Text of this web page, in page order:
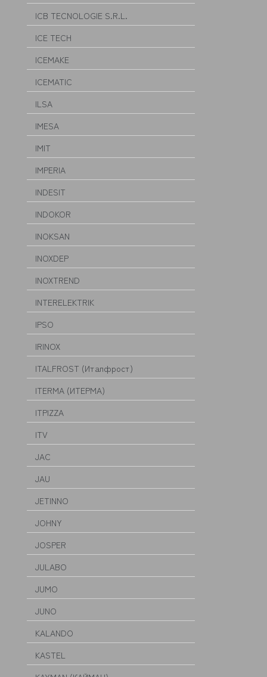
ICB TECNOLOGIE S.R.L.
ICE TECH
ICEMAKE
ICEMATIC
ILSA
IMESA
IMIT
IMPERIA
INDESIT
INDOKOR
INOKSAN
INOXDEP
INOXTREND
INTERELEKTRIK
IPSO
IRINOX
ITALFROST (Италфрост)
ITERMA (ИТЕРМА)
ITPIZZA
ITV
JAC
JAU
JETINNO
JOHNY
JOSPER
JULABO
JUMO
JUNO
KALANDO
KASTEL